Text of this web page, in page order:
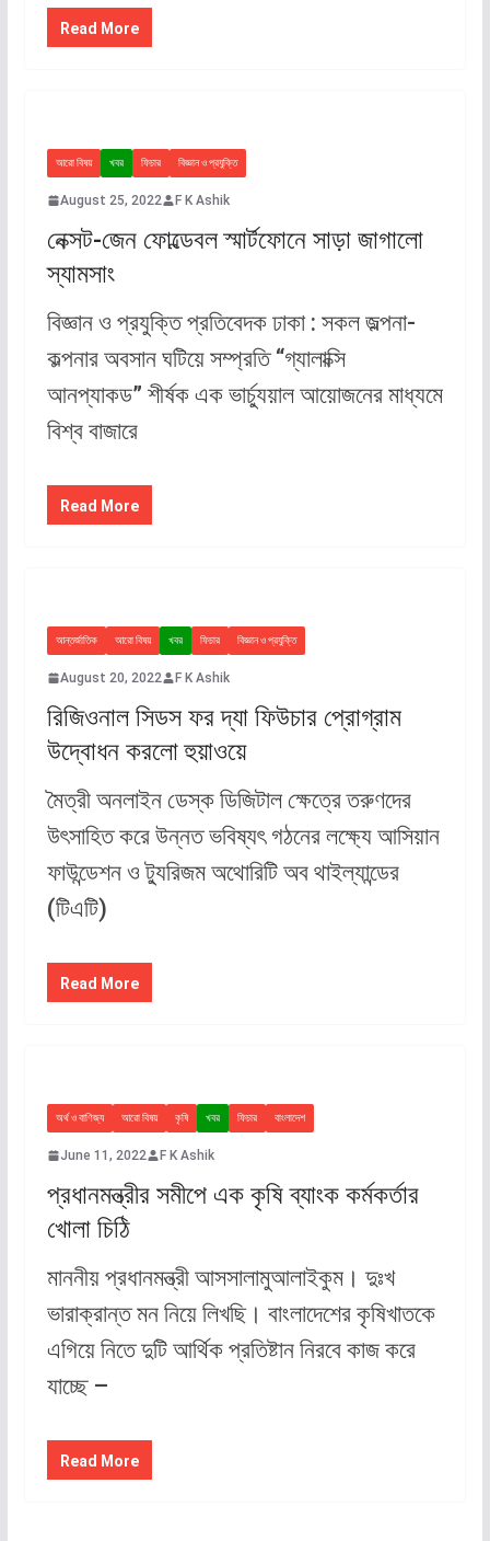
Read More
আরো বিষয় খবর ফিচার বিজ্ঞান ও প্রযুক্তি
August 25, 2022 F K Ashik
নেক্সট-জেন ফোল্ডেবল স্মার্টফোনে সাড়া জাগালো
স্যামসাং
বিজ্ঞান ও প্রযুক্তি প্রতিবেদক ঢাকা : সকল জল্পনা-
কল্পনার অবসান ঘটিয়ে সম্প্রতি “গ্যালাক্সি
আনপ্যাকড” শীর্ষক এক ভার্চ্যুয়াল আয়োজনের মাধ্যমে
বিশ্ব বাজারে
Read More
আন্তর্জাতিক আরো বিষয় খবর ফিচার বিজ্ঞান ও প্রযুক্তি
August 20, 2022 F K Ashik
‌‌রিজিওনাল সিডস ফর দ্যা ফিউচার প্রোগ্রাম
উদ্বোধন করলো হুয়াওয়ে
মৈত্রী অনলাইন ডেস্ক ডিজিটাল ক্ষেত্রে তরুণদের
উৎসাহিত করে উন্নত ভবিষ্যৎ গঠনের লক্ষ্যে আসিয়ান
ফাউন্ডেশন ও ট্যুরিজম অথোরিটি অব থাইল্যান্ডের
(টিএটি)
Read More
অর্থ ও বাণিজ্য আরো বিষয় কৃষি খবর ফিচার বাংলাদেশ
June 11, 2022 F K Ashik
প্রধানমন্ত্রীর সমীপে এক কৃষি ব্যাংক কর্মকর্তার
খোলা চিঠি
মাননীয় প্রধানমন্ত্রী আসসালামুআলাইকুম। দুঃখ
ভারাক্রান্ত মন নিয়ে লিখছি। বাংলাদেশের কৃষিখাতকে
এগিয়ে নিতে দুটি আর্থিক প্রতিষ্টান নিরবে কাজ করে
যাচ্ছে –
Read More